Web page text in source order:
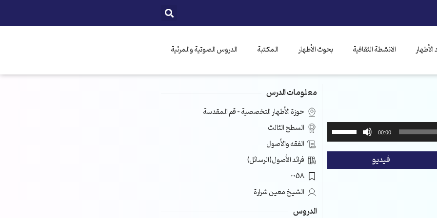
الانشطة الثقافية بحوث الأطهار المكتبة الدروس الصوتية والمرئية
00:00
استخدم
الأسهم
فيديو
معلومات الدرس
حوزة الأطهار التخصصية – قم المقدسة
السطح الثالث
الفقه والأصول
فرائد الأصول(الرسائل)
0058
الشيخ معين شرارة
الدروس